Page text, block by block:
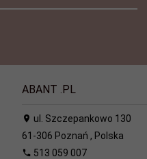
ABANT .PL
ul. Szczepankowo 130
61-306 Poznań , Polska
513 059 007